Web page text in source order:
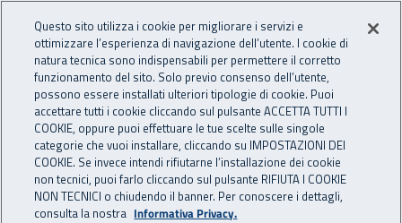
INAIL - Istituto Nazionale
Apri cerca
Navigazione principale
Navigazione - Ti trovi in:
Home For international visitors Français Contact center
Contact center
Questo sito utilizza i cookie per migliorare i servizi e
ottimizzare l’esperienza di navigazione dell’utente. I cookie di
natura tecnica sono indispensabili per permettere il corretto
funzionamento del sito. Solo previo consenso dell’utente,
possono essere installati ulteriori tipologie di cookie. Puoi
accettare tutti i cookie cliccando sul pulsante ACCETTA TUTTI I
COOKIE, oppure puoi effettuare le tue scelte sulle singole
categorie che vuoi installare, cliccando su IMPOSTAZIONI DEI
COOKIE. Se invece intendi rifiutarne l’installazione dei cookie
non tecnici, puoi farlo cliccando sul pulsante RIFIUTA I COOKIE
NON TECNICI o chiudendo il banner. Per conoscere i dettagli,
consulta la nostra Informativa Privacy.